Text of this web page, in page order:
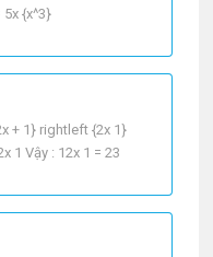
{x^3}
+ 1} rightleft {2x 1}
1 Vậy : 12x 1 = 23